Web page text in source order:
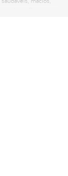
Dermage
e restauram a
aos fios.
mais